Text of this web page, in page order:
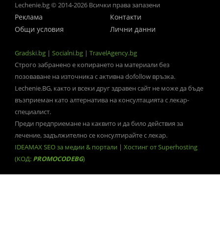
Lechenie.bg © 2014-2026 Всички права запазени
Реклама
Контакти
Общи условия
Лични данни
Gradski.bg | Socialni.bg | TravelAgency.bg
Строго забранено е копирането на материали без
позоваване на източника с активна dofollow връзка.
Lechenie.BG, както и всеки друг здравен сайт не може да бъде
възприеман като алтернатива на консултацията с лекар-
специалист.
Преди предприемане на каквито и да било действия за
лечение, задължително се консултирайте с лекар.
IDEAMAX SEO за медии & портали | Хостинг от Superhosting
(КОД: PROMOCODEBG)